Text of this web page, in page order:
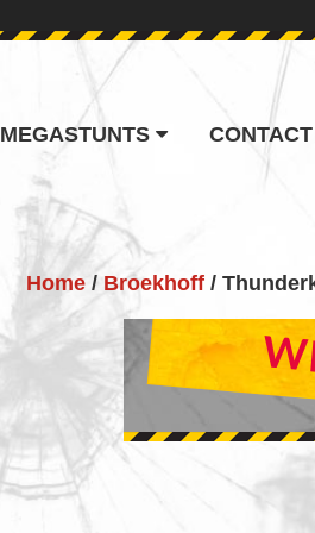
MEGASTUNTS CONTACT
Home / Broekhoff /
PRIMARY
SIDEBAR